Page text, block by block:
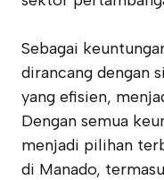
Sebagai
dirancang dengan
yang efisien,
Dengan semua
menjadi pilihan
di Manado,